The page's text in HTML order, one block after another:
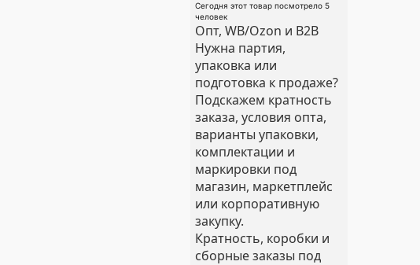
Сегодня этот товар посмотрело 5
человек
Опт, WB/Ozon и B2B
Нужна партия,
упаковка или
подготовка к продаже?
Подскажем кратность
заказа, условия опта,
варианты упаковки,
комплектации и
маркировки под
магазин, маркетплейс
или корпоративную
закупку.
Кратность, коробки и
сборные заказы под